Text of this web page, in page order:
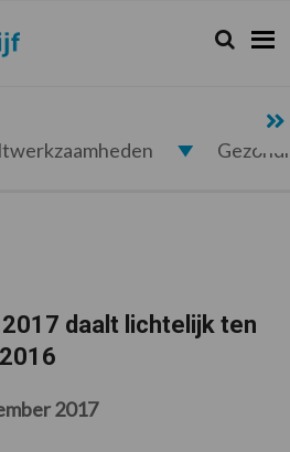
Zoeken...
Zoek
daalt lichtelijk ten
2017